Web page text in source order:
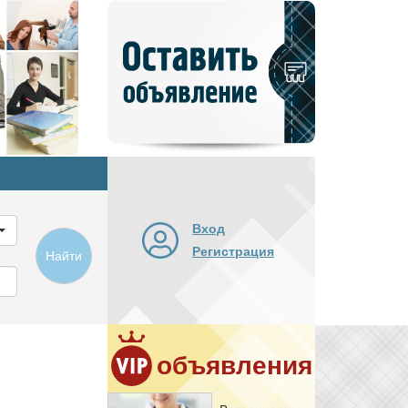
объявление
Найти
Вход
Регистрация
объявления